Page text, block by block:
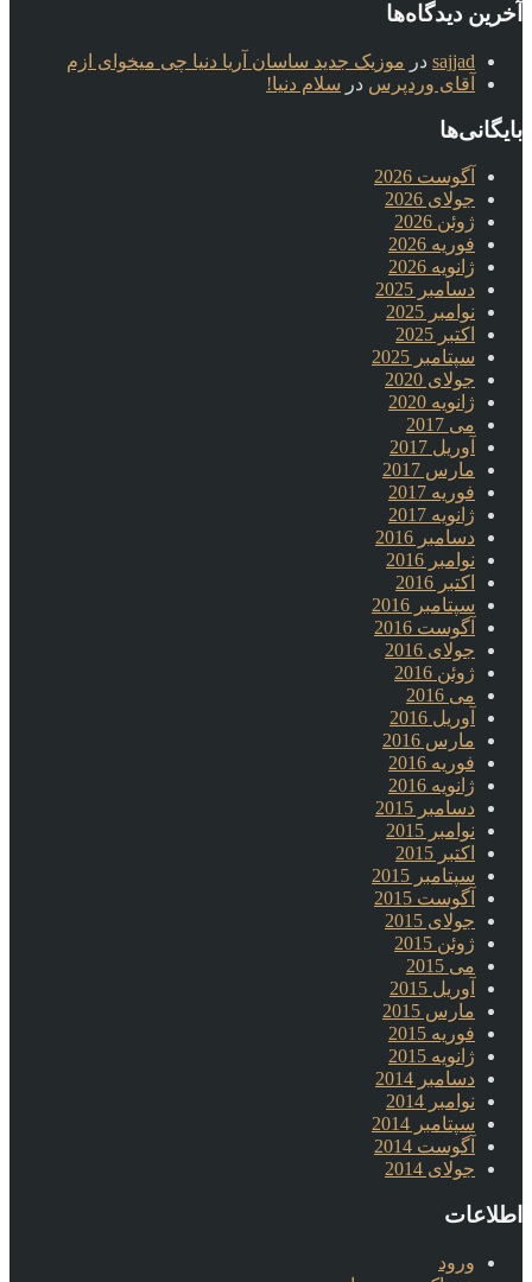
آخرین دیدگاه‌ها
sajjad در موزیک جدید ساسان آریا دنیا چی میخوای ازم
آقای وردپرس در سلام دنیا!
بایگانی‌ها
آگوست 2026
جولای 2026
ژوئن 2026
فوریه 2026
ژانویه 2026
دسامبر 2025
نوامبر 2025
اکتبر 2025
سپتامبر 2025
جولای 2020
ژانویه 2020
می 2017
آوریل 2017
مارس 2017
فوریه 2017
ژانویه 2017
دسامبر 2016
نوامبر 2016
اکتبر 2016
سپتامبر 2016
آگوست 2016
جولای 2016
ژوئن 2016
می 2016
آوریل 2016
مارس 2016
فوریه 2016
ژانویه 2016
دسامبر 2015
نوامبر 2015
اکتبر 2015
سپتامبر 2015
آگوست 2015
جولای 2015
ژوئن 2015
می 2015
آوریل 2015
مارس 2015
فوریه 2015
ژانویه 2015
دسامبر 2014
نوامبر 2014
سپتامبر 2014
آگوست 2014
جولای 2014
اطلاعات
ورود